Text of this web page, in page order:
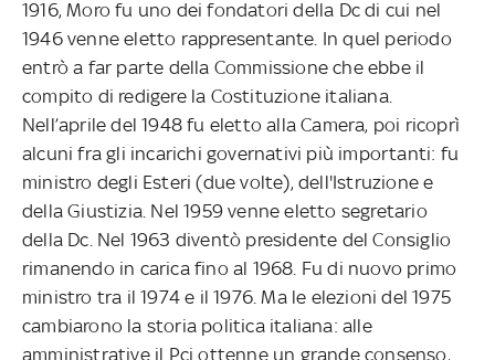
1916, Moro fu uno dei fondatori della Dc di cui nel
1946 venne eletto rappresentante. In quel periodo
entrò a far parte della Commissione che ebbe il
compito di redigere la Costituzione italiana.
Nell’aprile del 1948 fu eletto alla Camera, poi ricoprì
alcuni fra gli incarichi governativi più importanti: fu
ministro degli Esteri (due volte), dell'Istruzione e
della Giustizia. Nel 1959 venne eletto segretario
della Dc. Nel 1963 diventò presidente del Consiglio
rimanendo in carica fino al 1968. Fu di nuovo primo
ministro tra il 1974 e il 1976. Ma le elezioni del 1975
cambiarono la storia politica italiana: alle
amministrative il Pci ottenne un grande consenso,